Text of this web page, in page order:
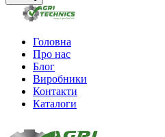
Головна
Про нас
Блог
Виробники
Контакти
Каталоги